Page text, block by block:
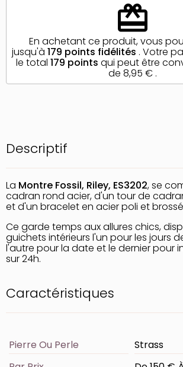
Descriptif
La Montre Fossil, Riley, ES3202, se
cadran rond acier, d'un tour de
et d'un bracelet en acier poli et
Ce garde temps aux allures chics,
guichets intérieurs l'un pour les jours
l'autre pour la date et le dernier pour
sur 24h.
Caractéristiques
Pierre Ou Perle
Strass
redeem
En achetant ce produit, vous
jusqu'à 179 points fidélités . Votre
le total 179 points qui peut être
de 8,95 € .